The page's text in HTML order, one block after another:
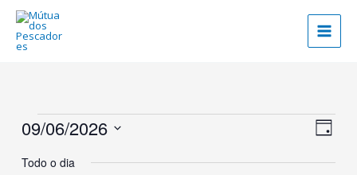
content
Eventos
for
dede
de
Dia
09/06/2026
a
Todo o dia